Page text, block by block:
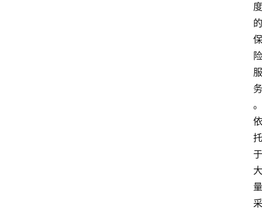
度
的
保
险
服
务
。
依
托
于
大
量
采